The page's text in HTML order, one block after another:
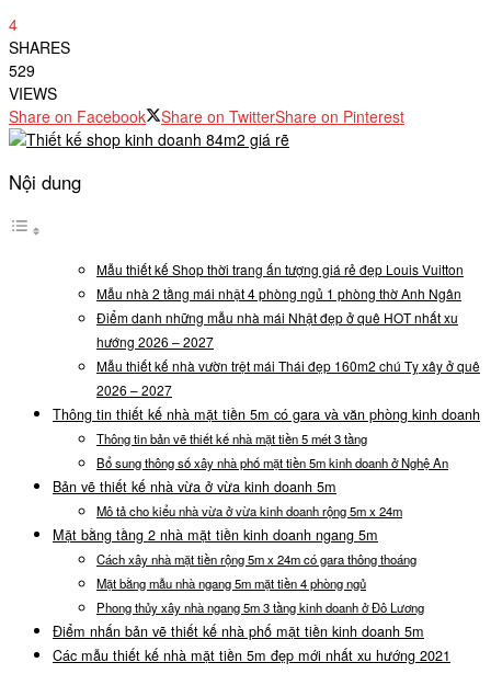
4
SHARES
529
VIEWS
Share on Facebook
Share on TwitterShare on Pinterest
Nội dung
Mẫu thiết kế Shop thời trang ấn tượng giá rẻ đẹp Louis Vuitton
Mẫu nhà 2 tầng mái nhật 4 phòng ngủ 1 phòng thờ Anh Ngân
Điểm danh những mẫu nhà mái Nhật đẹp ở quê HOT nhất xu
hướng 2026 – 2027
Mẫu thiết kế nhà vườn trệt mái Thái đẹp 160m2 chú Tỵ xây ở quê
2026 – 2027
Thông tin thiết kế nhà mặt tiền 5m có gara và văn phòng kinh doanh
Thông tin bản vẽ thiết kế nhà mặt tiền 5 mét 3 tầng
Bổ sung thông số xây nhà phố mặt tiền 5m kinh doanh ở Nghệ An
Bản vẽ thiết kế nhà vừa ở vừa kinh doanh 5m
Mô tả cho kiểu nhà vừa ở vừa kinh doanh rộng 5m x 24m
Mặt bằng tầng 2 nhà mặt tiền kinh doanh ngang 5m
Cách xây nhà mặt tiền rộng 5m x 24m có gara thông thoáng
Mặt bằng mẫu nhà ngang 5m mặt tiền 4 phòng ngủ
Phong thủy xây nhà ngang 5m 3 tầng kinh doanh ở Đô Lương
Điểm nhấn bản vẽ thiết kế nhà phố mặt tiền kinh doanh 5m
Các mẫu thiết kế nhà mặt tiền 5m đẹp mới nhất xu hướng 2021